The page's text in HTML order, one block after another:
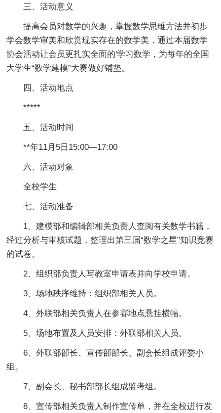
三、活动意义
提高会员对数学的兴趣，掌握数学思维方法并初步
学会数学审美和欣赏现实存在的数学美，通过本届数学
协会活动让会员更扎实全面的'学习数学，为每年的全国
大学生“数学建模”大赛做好铺垫。
四、活动地点
*****
五、活动时间
**年11月5日15:00—17:00
六、活动对象
全校学生
七、活动准备
1、建模部和编辑部相关负责人查阅有关数学书籍，
经过分析与审核试题，整理出第三届“数学之星”知识竞赛
的试卷。
2、组织部负责人写教室申请表并向学校申请。
3、场地秩序维持：组织部相关人员。
4、外联部相关负责人在参赛地点悬挂横幅。
5、场地布置及人员安排：外联部相关人员。
6、外联部部长、宣传部部长、副会长组成评委小
组。
7、副会长、秘书部部长组成监考组。
8、宣传部相关负责人制作宣传单，并在全校进行发